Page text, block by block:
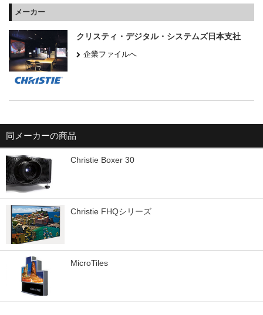
メーカー
クリスティ・デジタル・システムズ日本支社
企業ファイルへ
同メーカーの商品
Christie Boxer 30
Christie FHQシリーズ
MicroTiles